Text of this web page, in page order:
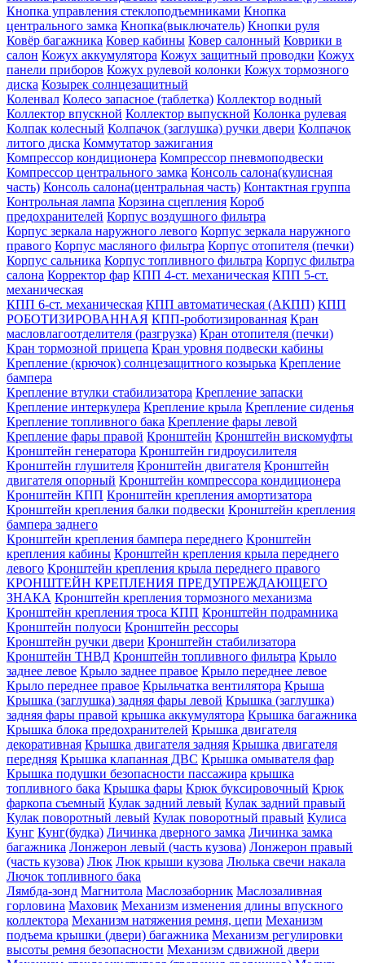
Кнопка управления стеклоподъемниками Кнопка
центрального замка Кнопка(выключатель) Кнопки руля
Ковёр багажника Ковер кабины Ковер салонный Коврики в
салон Кожух аккумулятора Кожух защитный проводки Кожух
панели приборов Кожух рулевой колонки Кожух тормозного
диска Козырек солнцезащитный
Коленвал Колесо запасное (таблетка) Коллектор водный
Коллектор впускной Коллектор выпускной Колонка рулевая
Колпак колесный Колпачок (заглушка) ручки двери Колпачок
литого диска Коммутатор зажигания
Компрессор кондиционера Компрессор пневмоподвески
Компрессор центрального замка Консоль салона(кулисная
часть) Консоль салона(центральная часть) Контактная группа
Контрольная лампа Корзина сцепления Короб
предохранителей Корпус воздушного фильтра
Корпус зеркала наружного левого Корпус зеркала наружного
правого Корпус масляного фильтра Корпус отопителя (печки)
Корпус сальника Корпус топливного фильтра Корпус фильтра
салона Корректор фар КПП 4-ст. механическая КПП 5-ст.
механическая
КПП 6-ст. механическая КПП автоматическая (АКПП) КПП
РОБОТИЗИРОВАННАЯ КПП-роботизированная Кран
масловлагоотделителя (разгрузка) Кран отопителя (печки)
Кран тормозной прицепа Кран уровня подвески кабины
Крепление (крючок) солнцезащитного козырька Крепление
бампера
Крепление втулки стабилизатора Крепление запаски
Крепление интеркулера Крепление крыла Крепление сиденья
Крепление топливного бака Крепление фары левой
Крепление фары правой Кронштейн Кронштейн вискомуфты
Кронштейн генератора Кронштейн гидроусилителя
Кронштейн глушителя Кронштейн двигателя Кронштейн
двигателя опорный Кронштейн компрессора кондиционера
Кронштейн КПП Кронштейн крепления амортизатора
Кронштейн крепления балки подвески Кронштейн крепления
бампера заднего
Кронштейн крепления бампера переднего Кронштейн
крепления кабины Кронштейн крепления крыла переднего
левого Кронштейн крепления крыла переднего правого
КРОНШТЕЙН КРЕПЛЕНИЯ ПРЕДУПРЕЖДАЮЩЕГО
ЗНАКА Кронштейн крепления тормозного механизма
Кронштейн крепления троса КПП Кронштейн подрамника
Кронштейн полуоси Кронштейн рессоры
Кронштейн ручки двери Кронштейн стабилизатора
Кронштейн ТНВД Кронштейн топливного фильтра Крыло
заднее левое Крыло заднее правое Крыло переднее левое
Крыло переднее правое Крыльчатка вентилятора Крыша
Крышка (заглушка) задняя фары левой Крышка (заглушка)
задняя фары правой крышка аккумулятора Крышка багажника
Крышка блока предохранителей Крышка двигателя
декоративная Крышка двигателя задняя Крышка двигателя
передняя Крышка клапанная ДВС Крышка омывателя фар
Крышка подушки безопасности пассажира крышка
топливного бака Крышка фары Крюк буксировочный Крюк
фаркопа съемный Кулак задний левый Кулак задний правый
Кулак поворотный левый Кулак поворотный правый Кулиса
Кунг Кунг(будка) Личинка дверного замка Личинка замка
багажника Лонжерон левый (часть кузова) Лонжерон правый
(часть кузова) Люк Люк крыши кузова Люлька свечи накала
Лючок топливного бака
Лямбда-зонд Магнитола Маслозаборник Маслозаливная
горловина Маховик Механизм изменения длины впускного
коллектора Механизм натяжения ремня, цепи Механизм
подъема крышки (двери) багажника Механизм регулировки
высоты ремня безопасности Механизм сдвижной двери